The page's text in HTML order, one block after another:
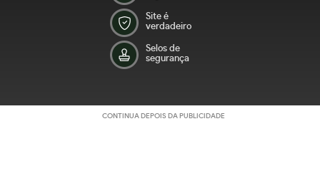
Site é
verdadeiro
Selos de
segurança
CONTINUA DEPOIS DA PUBLICIDADE